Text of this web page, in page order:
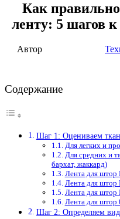
Как
ленту: 5 шагов
Автор
Содержание
Шаг 1: Оцениваем
Для легких и
Для средних и
бархат, жаккард)
Лента для штор
Лента для штор
Лента для штор
Лента для
Шаг 2: Определяем